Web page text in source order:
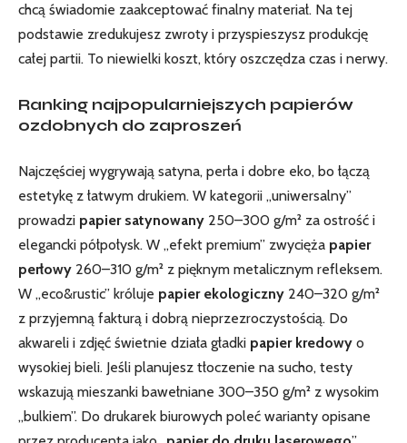
chcą świadomie zaakceptować finalny materiał. Na tej
podstawie zredukujesz zwroty i przyspieszysz produkcję
całej partii. To niewielki koszt, który oszczędza czas i nerwy.
Ranking najpopularniejszych papierów
ozdobnych do zaproszeń
Najczęściej wygrywają satyna, perła i dobre eko, bo łączą
estetykę z łatwym drukiem. W kategorii „uniwersalny”
prowadzi papier satynowany 250–300 g/m² za ostrość i
elegancki półpołysk. W „efekt premium” zwycięża papier
perłowy 260–310 g/m² z pięknym metalicznym refleksem.
W „eco&rustic” króluje papier ekologiczny 240–320 g/m²
z przyjemną fakturą i dobrą nieprzezroczystością. Do
akwareli i zdjęć świetnie działa gładki papier kredowy o
wysokiej bieli. Jeśli planujesz tłoczenie na sucho, testy
wskazują mieszanki bawełniane 300–350 g/m² z wysokim
„bulkiem”. Do drukarek biurowych poleć warianty opisane